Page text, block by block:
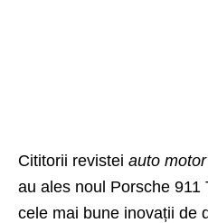
Cititorii revistei auto
au ales noul Porsche 911
cele mai bune inovații de